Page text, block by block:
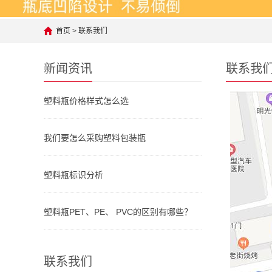
首页 > 联系我们
新闻资讯
塑料瓶价格样式怎么选
我们要怎么采购塑料包装瓶
塑料瓶标识分析
塑料瓶PET、PE、 PVC的区别有哪些？
联系我们
联系我